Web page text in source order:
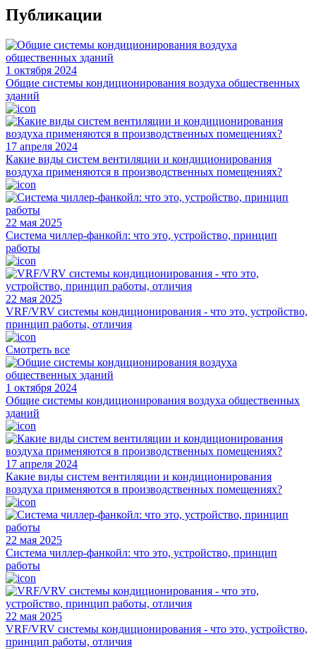
Публикации
1 октября 2024
Общие системы кондиционирования воздуха общественных
зданий
17 апреля 2024
Какие виды систем вентиляции и кондиционирования
воздуха применяются в производственных помещениях?
22 мая 2025
Система чиллер-фанкойл: что это, устройство, принцип
работы
22 мая 2025
VRF/VRV системы кондиционирования - что это, устройство,
принцип работы, отличия
Смотреть все
1 октября 2024
Общие системы кондиционирования воздуха общественных
зданий
17 апреля 2024
Какие виды систем вентиляции и кондиционирования
воздуха применяются в производственных помещениях?
22 мая 2025
Система чиллер-фанкойл: что это, устройство, принцип
работы
22 мая 2025
VRF/VRV системы кондиционирования - что это, устройство,
принцип работы, отличия